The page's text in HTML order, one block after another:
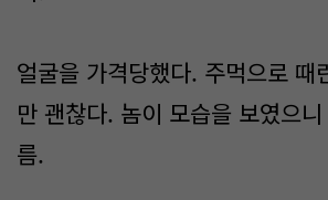
얼굴을 가격당했다. 주먹으로 때
만 괜찮다. 놈이 모습을 보였으
름.